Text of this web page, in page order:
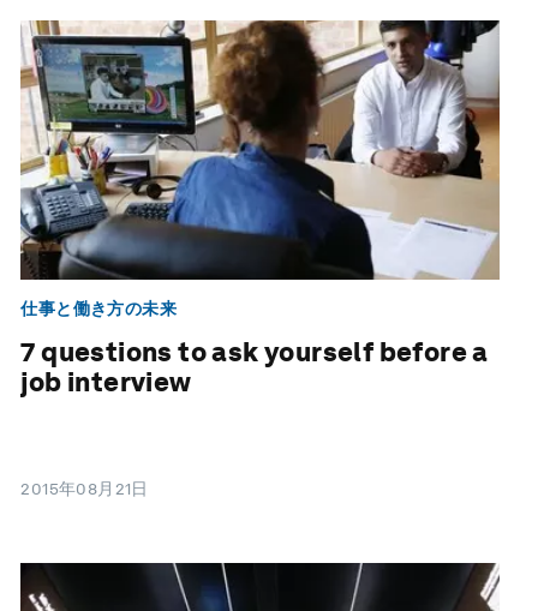
仕事と働き方の未来
7 questions to ask yourself before a
job interview
2015年08月21日